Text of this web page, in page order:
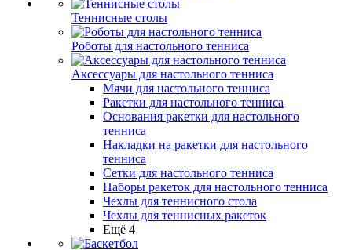
Теннисные столы
Роботы для настольного тенниса
Аксессуары для настольного тенниса
Мячи для настольного тенниса
Ракетки для настольного тенниса
Основания ракетки для настольного
тенниса
Накладки на ракетки для настольного
тенниса
Сетки для настольного тенниса
Наборы ракеток для настольного тенниса
Чехлы для теннисного стола
Чехлы для теннисных ракеток
Ещё 4